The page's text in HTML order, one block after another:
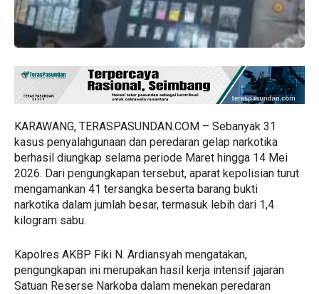
KARAWANG, TERASPASUNDAN.COM – Sebanyak 31
kasus penyalahgunaan dan peredaran gelap narkotika
berhasil diungkap selama periode Maret hingga 14 Mei
2026. Dari pengungkapan tersebut, aparat kepolisian turut
mengamankan 41 tersangka beserta barang bukti
narkotika dalam jumlah besar, termasuk lebih dari 1,4
kilogram sabu.
Kapolres AKBP Fiki N. Ardiansyah mengatakan,
pengungkapan ini merupakan hasil kerja intensif jajaran
Satuan Reserse Narkoba dalam menekan peredaran